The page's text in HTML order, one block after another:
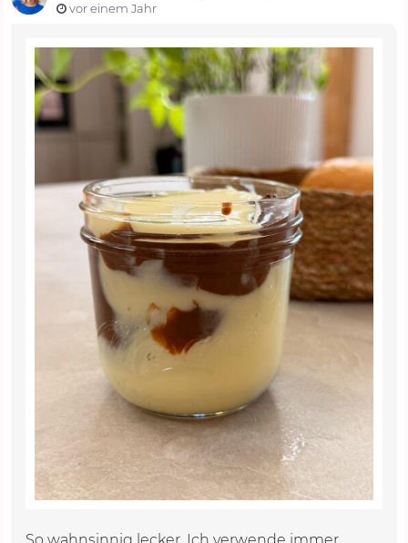
vor einem Jahr
So wahnsinnig lecker. Ich verwende immer